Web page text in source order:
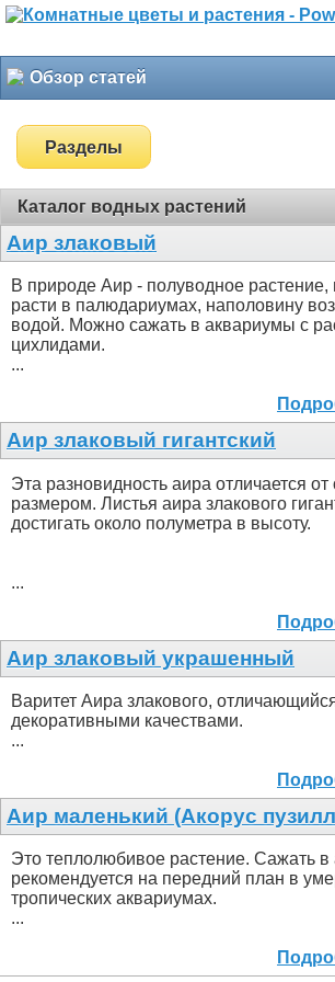
Обзор статей
Разделы
Каталог водных растений
Аир злаковый
В природе Аир - полуводное растение,
расти в палюдариумах, наполовину
водой. Можно сажать в аквариумы с
цихлидами.
...
Аир злаковый гигантский
Эта разновидность аира отличается
размером. Листья аира злакового
достигать около полуметра в высоту.
...
Аир злаковый украшенный
Варитет Аира злакового,
декоративными качествами.
...
Аир маленький (Акорус
Это теплолюбивое растение. Сажать в
рекомендуется на передний план в
тропических аквариумах.
...